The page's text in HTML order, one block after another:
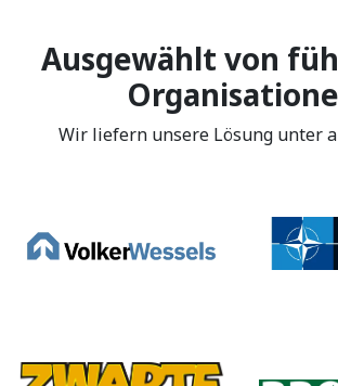
Ausgewählt von
Wir liefern unsere Lösung unter